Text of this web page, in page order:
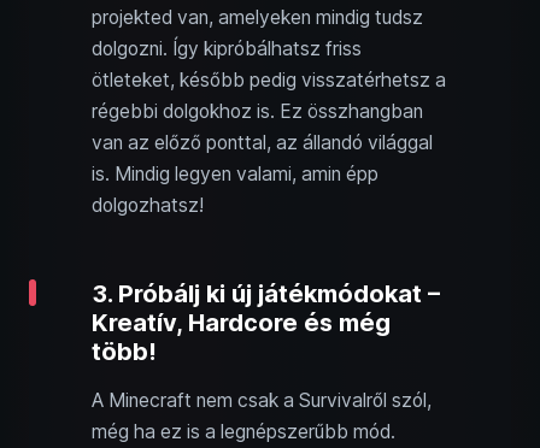
projekted van, amelyeken mindig tudsz
dolgozni. Így kipróbálhatsz friss
ötleteket, később pedig visszatérhetsz a
régebbi dolgokhoz is. Ez összhangban
van az előző ponttal, az állandó világgal
is. Mindig legyen valami, amin épp
dolgozhatsz!
3. Próbálj ki új játékmódokat –
Kreatív, Hardcore és még
több!
A Minecraft nem csak a Survivalről szól,
még ha ez is a legnépszerűbb mód.